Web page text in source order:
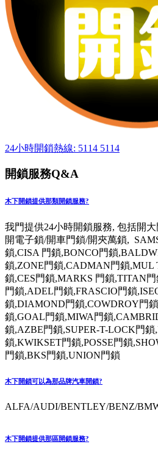
24小時開鎖熱線: 5114 5114
開鎖服務Q&A
木下開鎖提供那類開鎖服務?
我門提供24小時開鎖服務, 包括開
開電子鎖/開車門鎖/開夾萬鎖,
鎖,CISA 門鎖,BONCO門鎖
鎖,ZONE門鎖,CADMAN門鎖
鎖,CES門鎖,MARKS 門鎖,TITAN
門鎖,ADEL門鎖,FRASCIO門鎖
鎖,DIAMOND門鎖,COWDROY門
鎖,GOAL門鎖,MIWA門鎖
鎖,AZBE門鎖,SUPER-T-LOCK門
鎖,KWIKSET門鎖,POSSE門鎖
門鎖,BKS門鎖,UNION門鎖
木下開鎖可以為那品牌汽車開鎖?
ALFA/AUDI/BENTLEY/BENZ/
木下開鎖提供那區開鎖服務?